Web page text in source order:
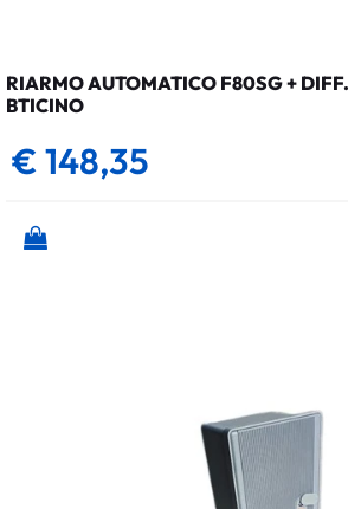
RIARMO AUTOMATICO F80SG +
BTICINO
€ 148,35
Quantità